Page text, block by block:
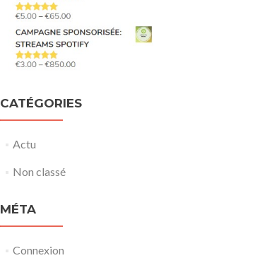
CATÉGORIES
Actu
Non classé
MÉTA
Connexion